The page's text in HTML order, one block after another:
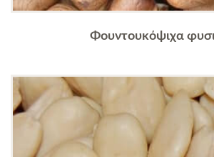
Φουντουκόψιχα